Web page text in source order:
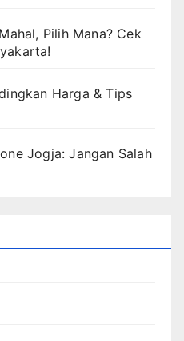
Pilih Mana? Cek
Harga & Tips
Jogja: Jangan Salah